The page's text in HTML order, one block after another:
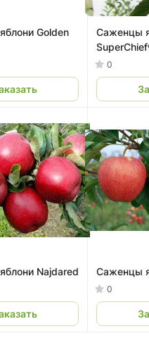
Golden
Саженцы
0
Саженцы яблони Najdared Саженцы
0